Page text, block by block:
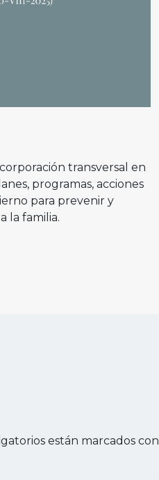
transversal en
programas, acciones
para prevenir y
la familia.
están marcados con